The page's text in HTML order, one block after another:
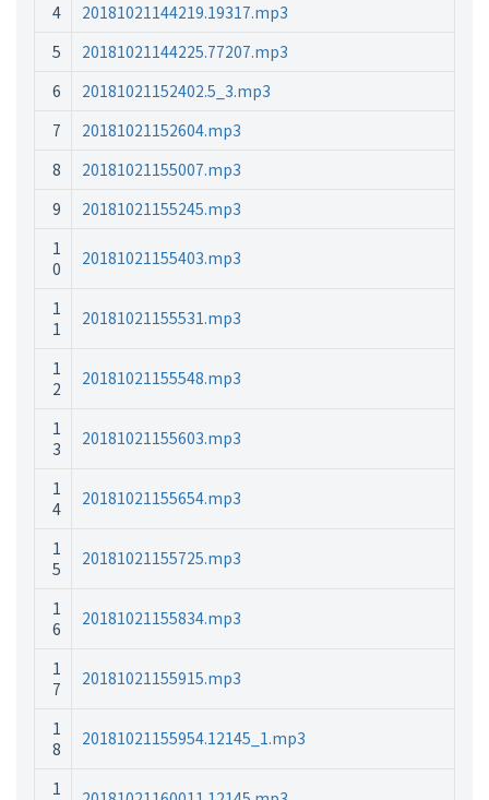
4
20181021144219.19317.mp3
5
20181021144225.77207.mp3
6
20181021152402.5_3.mp3
7
20181021152604.mp3
8
20181021155007.mp3
9
20181021155245.mp3
1
0
20181021155403.mp3
1
1
20181021155531.mp3
1
2
20181021155548.mp3
1
3
20181021155603.mp3
1
4
20181021155654.mp3
1
5
20181021155725.mp3
1
6
20181021155834.mp3
1
7
20181021155915.mp3
1
8
20181021155954.12145_1.mp3
1